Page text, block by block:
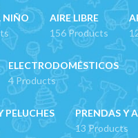
NIÑO
AIRE LIBRE
156 Products
ELECTRODOMÉSTICOS
4 Products
PELUCHES
PRENDAS Y
13 Products